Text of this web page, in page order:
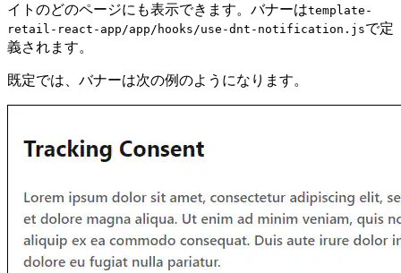
イトのどのページにも表示できます。バナーはtemplate-
retail-react-app/app/hooks/use-dnt-notification.jsで定
義されます。
既定では、バナーは次の例のようになります。